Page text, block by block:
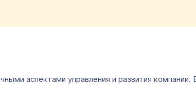
аспектами управления и развития